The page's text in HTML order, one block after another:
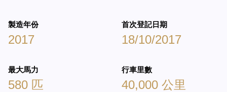
製造年份
2017
首次登記日期
18/10/2017
最大馬力
580 匹
行車里數
40,000 公里